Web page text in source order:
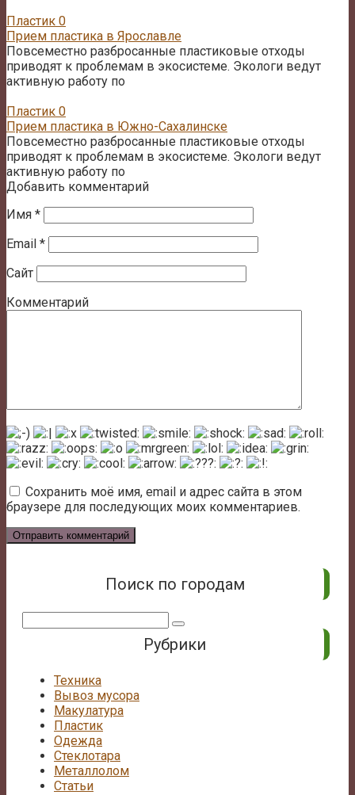
Пластик 0
Прием пластика в Ярославле
Повсеместно разбросанные пластиковые отходы
приводят к проблемам в экосистеме. Экологи ведут
активную работу по
Пластик 0
Прием пластика в Южно-Сахалинске
Повсеместно разбросанные пластиковые отходы
приводят к проблемам в экосистеме. Экологи ведут
активную работу по
Добавить комментарий
Имя *
Email *
Сайт
Комментарий
Сохранить моё имя, email и адрес сайта в этом
браузере для последующих моих комментариев.
Поиск по городам
Рубрики
Техника
Вывоз мусора
Макулатура
Пластик
Одежда
Стеклотара
Металлолом
Статьи